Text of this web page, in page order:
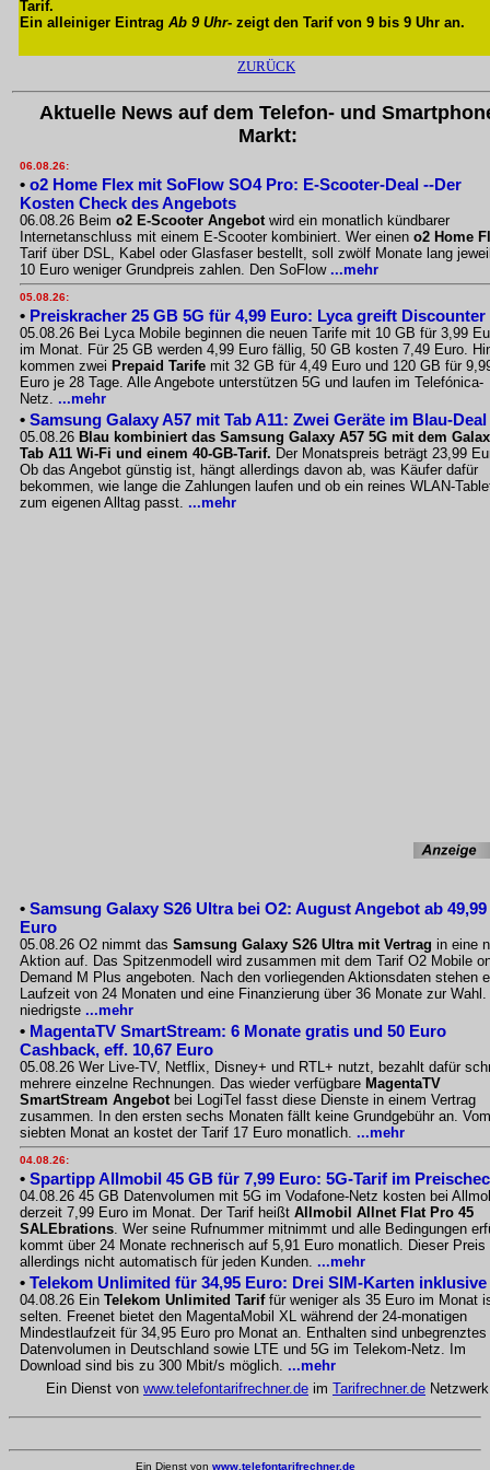
Tarif.
Ein alleiniger Eintrag Ab 9 Uhr- zeigt den Tarif von 9 bis 9 Uhr an.
ZURÜCK
Aktuelle News auf dem Telefon- und
Markt:
06.08.26:
• o2 Home Flex mit SoFlow SO4 Pro: E-Scooter-Deal --Der
Kosten Check des Angebots
06.08.26 Beim o2 E-Scooter Angebotwird ein monatlich kündbarer
Internetanschluss mit einem E-Scooter kombiniert. Wer einen o2 Home
Tarif über DSL, Kabel oder Glasfaser bestellt, soll zwölf Monate lang
10 Euro weniger Grundpreis zahlen. Den SoFlow ...mehr
05.08.26:
• Preiskracher 25 GB 5G für 4,99 Euro: Lyca greift Discounter
05.08.26 Bei Lyca Mobile beginnen die neuen Tarife mit 10 GB für 3,99
im Monat. Für 25 GB werden 4,99 Euro fällig, 50 GB kosten 7,49 Euro.
kommen zwei Prepaid Tarife mit 32 GB für 4,49 Euro und 120 GB für
Euro je 28 Tage. Alle Angebote unterstützen 5G und laufen im Telefónica-
Netz. ...mehr
• Samsung Galaxy A57 mit Tab A11: Zwei Geräte im Blau-Deal
05.08.26 Blau kombiniert das Samsung Galaxy A57 5G mit dem
Tab A11 Wi-Fi und einem 40-GB-Tarif. Der Monatspreis beträgt 23,99
Ob das Angebot günstig ist, hängt allerdings davon ab, was Käufer dafür
bekommen, wie lange die Zahlungen laufen und ob ein reines WLAN-
zum eigenen Alltag passt. ...mehr
• Samsung Galaxy S26 Ultra bei O2: August Angebot ab 49,99
Euro
05.08.26 O2 nimmt das Samsung Galaxy S26 Ultra mit Vertrag in eine
Aktion auf. Das Spitzenmodell wird zusammen mit dem Tarif O2 Mobile
Demand M Plus angeboten. Nach den vorliegenden Aktionsdaten stehen
Laufzeit von 24 Monaten und eine Finanzierung über 36 Monate zur Wahl.
niedrigste ...mehr
• MagentaTV SmartStream: 6 Monate gratis und 50 Euro
Cashback, eff. 10,67 Euro
05.08.26 Wer Live-TV, Netflix, Disney+ und RTL+ nutzt, bezahlt dafür
mehrere einzelne Rechnungen. Das wieder verfügbare MagentaTV
SmartStream Angebotbei LogiTel fasst diese Dienste in einem Vertrag
zusammen. In den ersten sechs Monaten fällt keine Grundgebühr an. Vom
siebten Monat an kostet der Tarif 17 Euro monatlich. ...mehr
04.08.26:
• Spartipp Allmobil 45 GB für 7,99 Euro: 5G-Tarif im
04.08.26 45 GB Datenvolumen mit 5G im Vodafone-Netz kosten bei
derzeit 7,99 Euro im Monat. Der Tarif heißt Allmobil Allnet Flat Pro 45
SALEbrations. Wer seine Rufnummer mitnimmt und alle Bedingungen
kommt über 24 Monate rechnerisch auf 5,91 Euro monatlich. Dieser Preis
allerdings nicht automatisch für jeden Kunden. ...mehr
• Telekom Unlimited für 34,95 Euro: Drei SIM-Karten inklusive
04.08.26 Ein Telekom Unlimited Tariffür weniger als 35 Euro im Monat
selten. Freenet bietet den MagentaMobil XL während der 24-monatigen
Mindestlaufzeit für 34,95 Euro pro Monat an. Enthalten sind unbegrenztes
Datenvolumen in Deutschland sowie LTE und 5G im Telekom-Netz. Im
Download sind bis zu 300 Mbit/s möglich. ...mehr
Ein Dienst von www.telefontarifrechner.de im Tarifrechner.de Netzwerk
Ein Dienst von www.telefontarifrechner.de